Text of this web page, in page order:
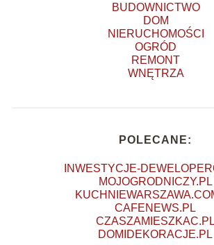
BUDOWNICTWO
DOM
NIERUCHOMOŚCI
OGRÓD
REMONT
WNĘTRZA
POLECANE:
INWESTYCJE-
MOJOGRODNICZY.PL
CAFENEWS.PL
CZASZAMIESZKAC.PL
DOMIDEKORACJE.PL